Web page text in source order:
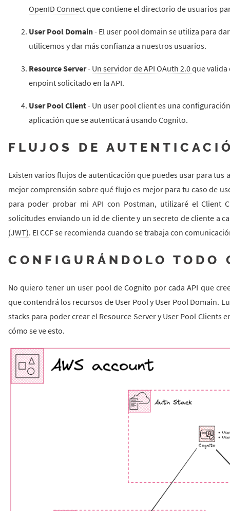
OpenID Connectque contiene el directorio de usuarios
User Pool Domain- El user pool domain se utiliza para
utilicemos y dar más confianza a nuestros usuarios.
Resource Server- Un servidor de API OAuth 2.0que valida
enpoint solicitado en la API.
User Pool Client- Un user pool client es una
aplicación que se autenticará usando Cognito.
FLUJOS DE
Existen varios flujos de autenticación que puedes usar para tus
mejor comprensión sobre qué flujo es mejor para tu caso de
para poder probar mi API con Postman, utilizaré elClient
solicitudes enviando un id de cliente y un secreto de cliente a
(JWT). El CCF se recomienda cuando se trabaja con
CONFIGURÁNDOLO TODO
No quiero tener un user pool de Cognito por cada API que
que contendrá los recursos de User Pool y User Pool Domain.
stacks para poder crear el Resource Server y User Pool Clients
cómo se ve esto.